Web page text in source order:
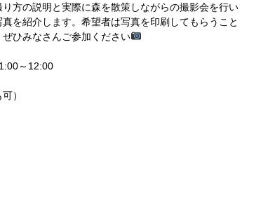
方の説明と実際に森を散策しながらの撮影会を行い
を紹介します。希望者は写真を印刷してもらうこと
ひみなさんご参加ください
～12:00
）